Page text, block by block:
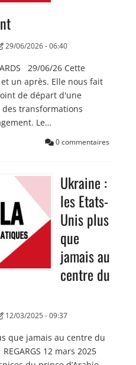
29/06/2026 - 06:40
29/06/26 Cette
un après. Elle nous fait
de départ d'une
transformations
Le…
0 commentaires
Ukraine :
les Etats-
Unis plus
que
jamais au
centre du
12/03/2025 - 09:37
que jamais au centre du
12 mars 2025